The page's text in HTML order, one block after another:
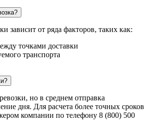
зависит от ряда факторов, таких как:
точками доставки
транспорта
но в среднем отправка
дня. Для расчета более точных сроков
компании по телефону 8 (800) 500